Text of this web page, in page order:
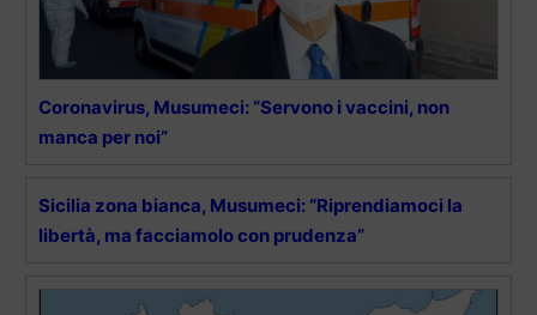
Coronavirus, Musumeci: “Servono i vaccini, non
manca per noi”
Sicilia zona bianca, Musumeci: “Riprendiamoci la
libertà, ma facciamolo con prudenza”